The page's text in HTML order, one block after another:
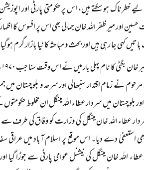
خطرناک ہو سکتے ہیں، اس پر حکومتی پارٹی اور
اور میر ظفر اللہ خان جمالی بھی اس پر افسوس
کہی جا رہی ہیں اور بحث و مباحثہ کا نیا بازار گرم
مرحوم نے زمام اقتدار سنبھالی اور سرحد و بلوچستان
اور بلوچستان میں سردار عطاء اللہ مینگل ان مخلوط
عطاء اللہ خان مینگل کی وزارت کو وفاق کی طرف
استعفیٰ دے دیا۔ اس موقع پر اسلام آباد میں عراقی
اللہ خان مینگل کی نیشنل عوامی پارٹی سے جوڑا